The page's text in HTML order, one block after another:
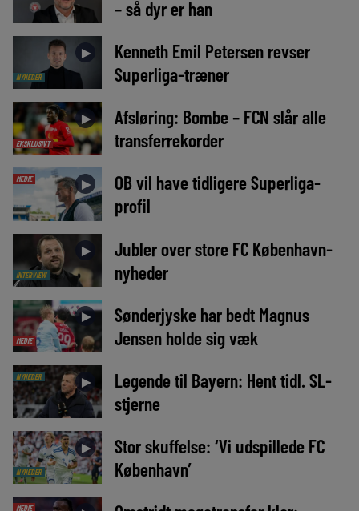
– så dyr er han
NYHEDER
►
Kenneth Emil Petersen revser
Superliga-træner
EKSKLUSIVT
►
Afsløring: Bombe – FCN slår alle
transferrekorder
MEDIE ►
OB vil have tidligere Superliga-
profil
INTERVIEW
►
Jubler over store FC København-
nyheder
MEDIE
►
Sønderjyske har bedt Magnus
Jensen holde sig væk
NYHEDER ►
Legende til Bayern: Hent tidl. SL-
stjerne
NYHEDER
►
Stor skuffelse: ‘Vi udspillede FC
København’
MEDIE